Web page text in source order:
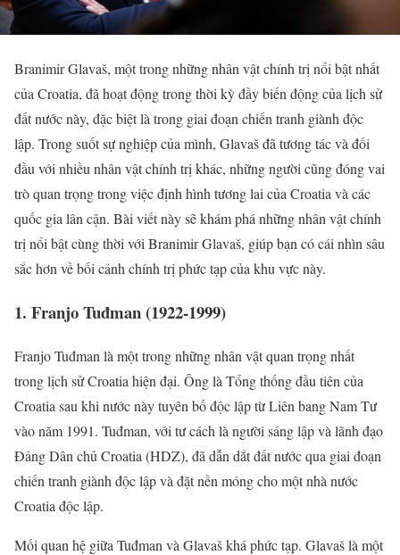
Branimir Glavaš, một trong những nhân vật chính trị nổi bật nhất
của Croatia, đã hoạt động trong thời kỳ đầy biến động của lịch sử
đất nước này, đặc biệt là trong giai đoạn chiến tranh giành độc
lập. Trong suốt sự nghiệp của mình, Glavaš đã tương tác và đối
đầu với nhiều nhân vật chính trị khác, những người cũng đóng vai
trò quan trọng trong việc định hình tương lai của Croatia và các
quốc gia lân cận. Bài viết này sẽ khám phá những nhân vật chính
trị nổi bật cùng thời với Branimir Glavaš, giúp bạn có cái nhìn sâu
sắc hơn về bối cảnh chính trị phức tạp của khu vực này.
1. Franjo Tuđman (1922-1999)
Franjo Tuđman là một trong những nhân vật quan trọng nhất
trong lịch sử Croatia hiện đại. Ông là Tổng thống đầu tiên của
Croatia sau khi nước này tuyên bố độc lập từ Liên bang Nam Tư
vào năm 1991. Tuđman, với tư cách là người sáng lập và lãnh đạo
Đảng Dân chủ Croatia (HDZ), đã dẫn dắt đất nước qua giai đoạn
chiến tranh giành độc lập và đặt nền móng cho một nhà nước
Croatia độc lập.
Mối quan hệ giữa Tuđman và Glavaš khá phức tạp. Glavaš là một